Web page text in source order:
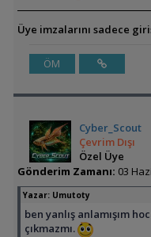
Üye imzalarını sadece
ÖM
Cyber_Scout
Çevrim Dışı
Özel Üye
Gönderim Zamanı: 03
Yazar: Umutoty
ben yanlış anlamışım
çıkmazmı.